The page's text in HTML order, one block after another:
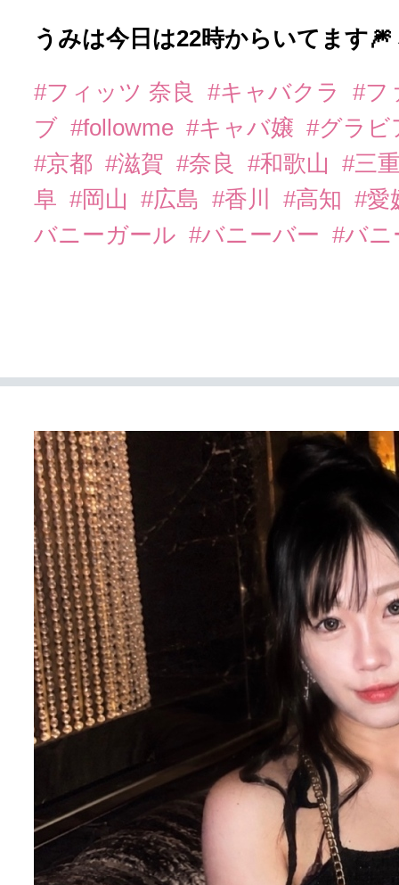
うみは今日は22時からいてます
#フィッツ 奈良 #キャバクラ
#フ
ブ #followme #キャバ嬢 #グラ
#京都 #滋賀 #奈良 #和歌山
#三
阜 #岡山 #広島 #香川 #高知 #愛
バニーガール #バニーバー #バ